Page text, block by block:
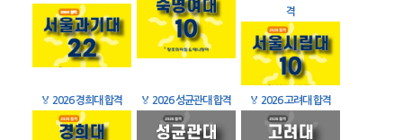
격
🏅 2026 경희대 합격 🏅 2026 성균관대 합격 🏅 2026 고려대 합격